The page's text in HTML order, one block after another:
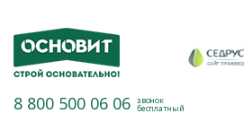
8 800 500 06 06 звонок
бесплатный